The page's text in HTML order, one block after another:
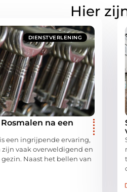
Hier
DIENSTVERLENING
na een
een ingrijpende ervaring,
vaak overweldigend en
Naast het bellen van